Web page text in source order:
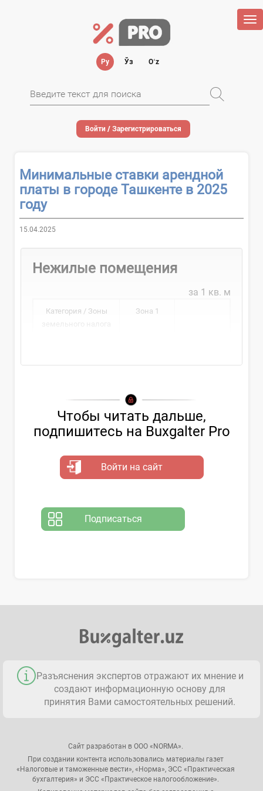
Ру Ўз Oʻz
Войти / Зарегистрироваться
Минимальные ставки арендной
платы в городе Ташкенте в 2025
году
15.04.2025
Нежилые помещения
за 1 кв. м
Категория / Зоны
Зона 1
Чтобы читать дальше,
подпишитесь на Buxgalter Pro
Войти на сайт
Подписаться
Разъяснения экспертов отражают их мнение и
создают информационную основу для
принятия Вами самостоятельных решений.
Сайт разработан в ООО «NORMA».
При создании контента использовались материалы газет
«Налоговые и таможенные вести», «Норма», ЭСС «Практическая
бухгалтерия» и ЭСС «Практическое налогообложение».